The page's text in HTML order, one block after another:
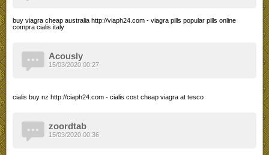
buy viagra cheap australia http://viaph24.com - viagra pills popular pills online
compra cialis italy
Acously
cialis buy nz http://ciaph24.com - cialis cost cheap viagra at tesco
15/03/2020 00:27
zoordtab
15/03/2020 00:36